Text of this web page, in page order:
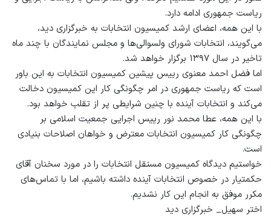
ریاست‏ جمهوری ادامه دارد.
با این همه، اعضای ارشد کمیسیون انتخابات به خبرگزاری دید،
می‌‏گویند، انتخابات شورای ولسوالی‌‏ها و مجلس نمایند‏گان با چند ماه
تاخیر در سال ۱۳۹۷ برگزار خواهد شد.
اما فضل احمد معنوی رییس پیشین کمیسیون انتخابات به این باور
است که ریاست‏ جمهوری در امر چگونگی کار این کمیسیون دخالت
می‏‌کند و انتخابات آینده با چنین شرایطی پر از تقلب خواهد بود.
با این همه، عطا محمد نور رییس اجرایی جمعیت اسلامی بر
چگونگی کار کمیسیون انتخابات معترض و خواهان اصلاحات بنیادی
است.
خواستیم دیدگاه کمیسیون مستقل انتخابات را در مورد سخنان آقای
حکمتیار در خصوص انتخابات آینده داشته باشیم، اما با تماس‏‌های
مکرر موفق به انجام این کار نشدیم.
اختر سهیل_ خبرگزاری دید